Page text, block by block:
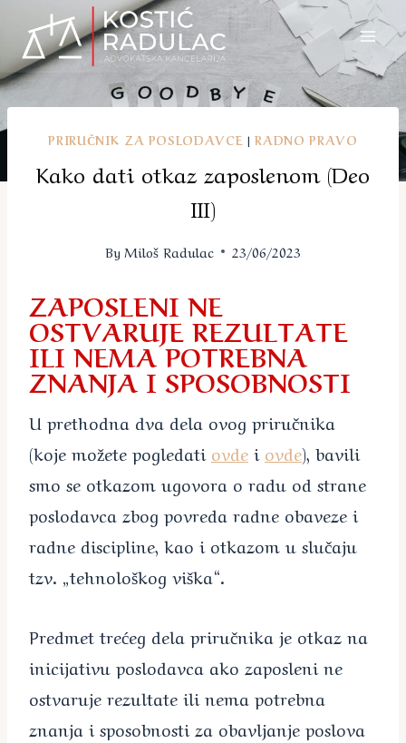
content
PRIRUČNIK ZA POSLODAVCE |RADNO PRAVO
Kako dati otkaz zaposlenom (Deo
III)
By Miloš Radulac 23/06/2023
ZAPOSLENI NE
OSTVARUJE REZULTATE
ILI NEMA POTREBNA
ZNANJA I SPOSOBNOSTI
U prethodna dva dela ovog priručnika
(koje možete pogledati ovde i ovde), bavili
smo se otkazom ugovora o radu od strane
poslodavca zbog povreda radne obaveze i
radne discipline, kao i otkazom u slučaju
tzv. „tehnološkog viška“.
Predmet trećeg dela priručnika je otkaz na
inicijativu poslodavca ako zaposleni ne
ostvaruje rezultate ili nema potrebna
znanja i sposobnosti za obavljanje poslova